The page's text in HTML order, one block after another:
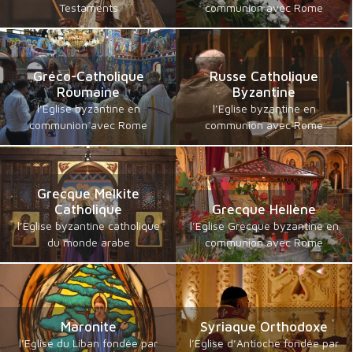
Testaments
communion avec Rome
Gréco-Catholique
Roumaine
l’Eglise byzantine en
communion avec Rome
Russe Catholique
Byzantine
l’Eglise byzantine en
communion avec Rome
Grecque Melkite
Catholique
l’Eglise byzantine catholique
du monde arabe
Grecque Hellène
l’Eglise Grecque byzantine en
communion avec Rome
Maronite
l’Eglise du Liban fondée par
Syriaque Orthodoxe
l’Eglise d’Antioche fondée par